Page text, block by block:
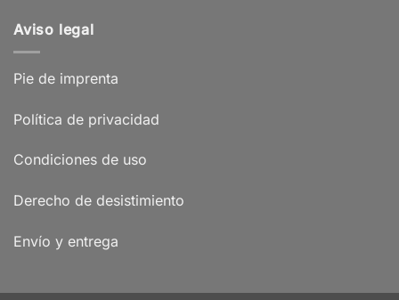
Aviso legal
Pie de imprenta
Política de privacidad
Condiciones de uso
Derecho de desistimiento
Envío y entrega